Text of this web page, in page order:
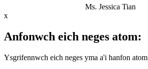
Ms. Jessica Tian
x
Anfonwch eich neges atom:
Ysgrifennwch eich neges yma a'i hanfon atom